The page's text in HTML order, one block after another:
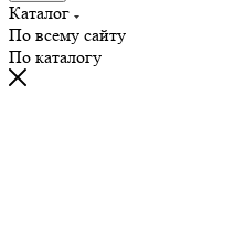
Каталог
По всему сайту
По каталогу